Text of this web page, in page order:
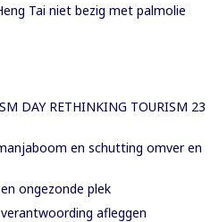
Tai niet bezig met palmolie
DAY RETHINKING TOURISM 23
en schutting omver en
ongezonde plek
afleggen